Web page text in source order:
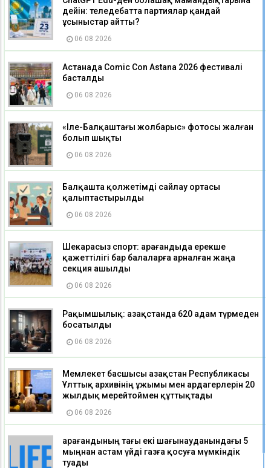
дейін: теледебатта партиялар қандай
ұсыныстар айтты?
06 08 2026
Астанада Comic Con Astana 2026 фестивалі
басталды
06 08 2026
«Іле-Балқаштағы жолбарыс» фотосы жалған
болып шықты
06 08 2026
Балқашта қолжетімді сайлау ортасы
қалыптастырылды
06 08 2026
Шекарасыз спорт: Қарағандыда ерекше
қажеттілігі бар балаларға арналған жаңа
секция ашылды
06 08 2026
Рақымшылық: Қазақстанда 620 адам түрмеден
босатылды
06 08 2026
Мемлекет басшысы Қазақстан Республикасы
Ұлттық архивінің ұжымы мен ардагерлерін 20
жылдық мерейтоймен құттықтады
06 08 2026
Қарағандының тағы екі шағынауданындағы 5
мыңнан астам үйді газға қосуға мүмкіндік
туады